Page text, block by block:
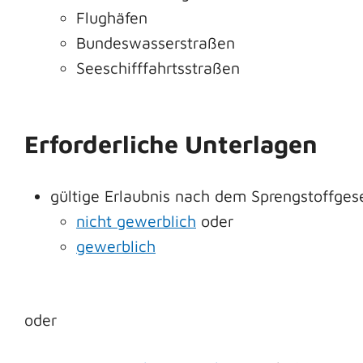
Flughäfen
Bundeswasserstraßen
Seeschifffahrtsstraßen
Erforderliche Unterlagen
gültige Erlaubnis nach dem
nicht gewerblich oder
gewerblich
oder